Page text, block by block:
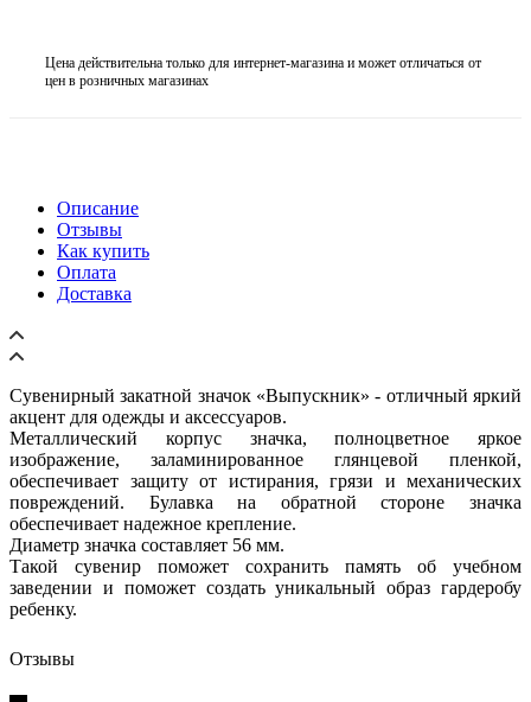
Цена действительна только для интернет-магазина и может отличаться от
цен в розничных магазинах
Описание
Отзывы
Как купить
Оплата
Доставка
Сувенирный закатной значок «Выпускник» - отличный яркий
акцент для одежды и аксессуаров.
Металлический корпус значка, полноцветное яркое
изображение, заламинированное глянцевой пленкой,
обеспечивает защиту от истирания, грязи и механических
повреждений. Булавка на обратной стороне значка
обеспечивает надежное крепление.
Диаметр значка составляет 56 мм.
Такой сувенир поможет сохранить память об учебном
заведении и поможет создать уникальный образ гардеробу
ребенку.
Отзывы